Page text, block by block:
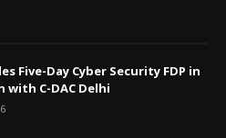
Five-Day Cyber Security FDP in
C-DAC Delhi